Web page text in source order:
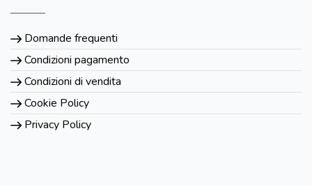
Domande frequenti
Condizioni pagamento
Condizioni di vendita
Cookie Policy
Privacy Policy